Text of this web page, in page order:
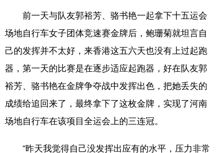
前一天与队友郭裕芳、骆书艳一起拿下十五运会
场地自行车女子团体竞速赛金牌后，鲍珊菊就坦言自
己的发挥并不太好，来香港这五六天也没有上过起跑
器，第一天的比赛是在逐步适应起跑器，好在队友郭
裕芳、骆书艳在金牌争夺战中发挥出色，把她丢失的
成绩给追回来了，最终拿下了这枚金牌，实现了河南
场地自行车在该项目全运会上的三连冠。
“昨天我觉得自己没发挥出应有的水平，压力非常